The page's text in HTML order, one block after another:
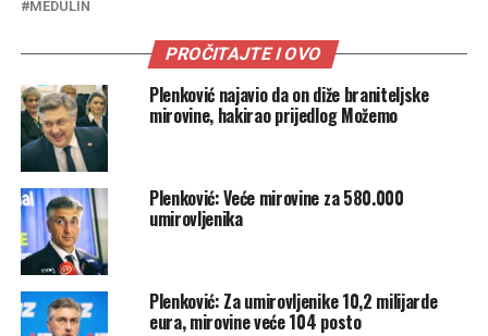
MEDULIN
PROČITAJTE I OVO
Plenković najavio da on diže braniteljske
mirovine, hakirao prijedlog Možemo
Plenković: Veće mirovine za 580.000
umirovljenika
Plenković: Za umirovljenike 10,2 milijarde
eura, mirovine veće 104 posto